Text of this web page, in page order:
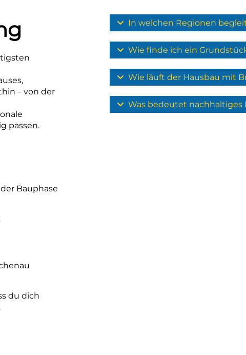
– von der
passen.
Bauphase
du dich
In welchen Regionen
Wie finde ich ein
Wie läuft der Hausbau mit
Was bedeutet nachhaltiges